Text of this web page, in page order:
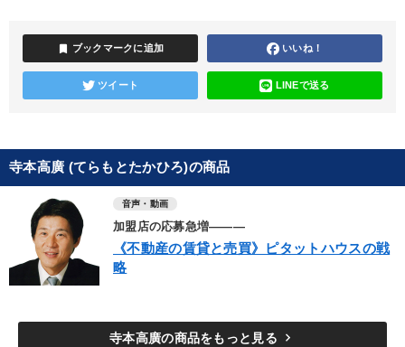
bookmark ブックマークに追加 いいね！
ツイート LINEで送る
寺本高廣 (てらもとたかひろ)の商品
音声・動画
加盟店の応募急増―――
《不動産の賃貸と売買》ピタットハウスの戦
略
寺本高廣の商品をもっと見る keyboard_arrow_right